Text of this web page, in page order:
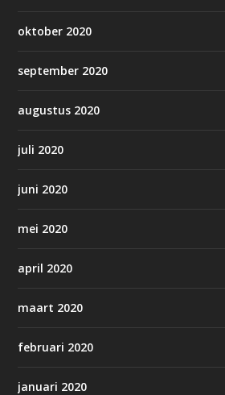
oktober 2020
september 2020
augustus 2020
juli 2020
juni 2020
mei 2020
april 2020
maart 2020
februari 2020
januari 2020